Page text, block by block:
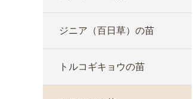
ジニア（百日草）の苗
トルコギキョウの苗